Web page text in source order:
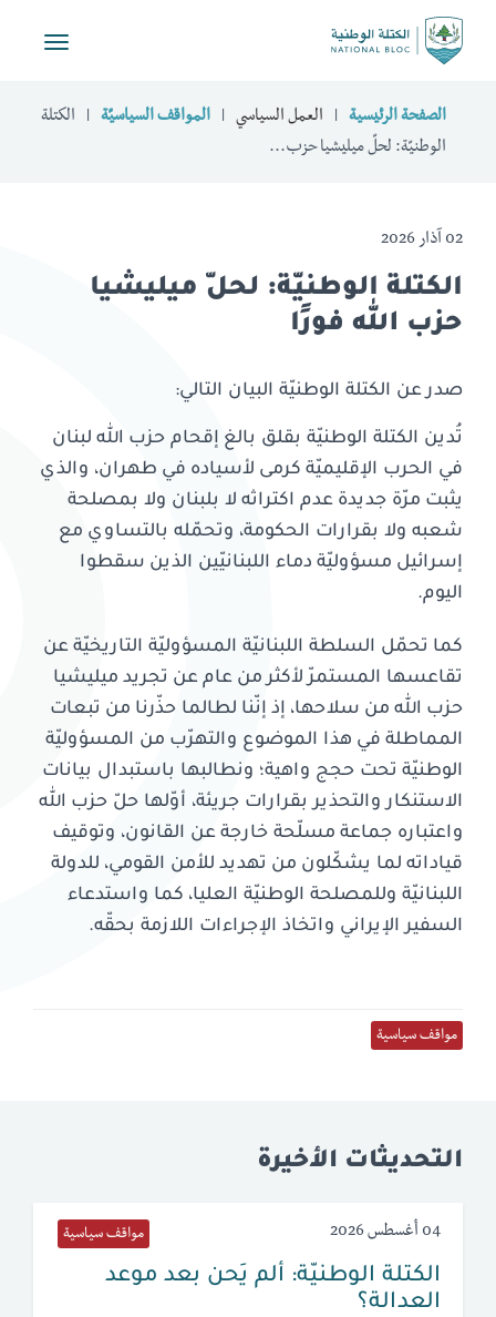
Toggle
الصفحة الرئيسية العمل السياسي المواقف السياسيّة
الكتلة
الوطنيّة: لحلّ ميليشيا حزب...
02 آذار 2026
الكتلة الوطنيّة: لحلّ ميليشيا
حزب الله فورًا
صدر عن الكتلة الوطنيّة البيان التالي:
تُدين الكتلة الوطنيّة بقلق بالغ إقحام حزب الله لبنان
في الحرب الإقليميّة كرمى لأسياده في طهران، والذي
يثبت مرّة جديدة عدم اكتراثه لا بلبنان ولا بمصلحة
شعبه ولا بقرارات الحكومة، وتحمّله بالتساوي مع
إسرائيل مسؤوليّة دماء اللبنانيّين الذين سقطوا
اليوم.
كما تحمّل السلطة اللبنانيّة المسؤوليّة التاريخيّة عن
تقاعسها المستمرّ لأكثر من عام عن تجريد ميليشيا
حزب الله من سلاحها، إذ إنّنا لطالما حذّرنا من تبعات
المماطلة في هذا الموضوع والتهرّب من المسؤوليّة
الوطنيّة تحت حجج واهية؛ ونطالبها باستبدال بيانات
الاستنكار والتحذير بقرارات جريئة، أوّلها حلّ حزب الله
واعتباره جماعة مسلّحة خارجة عن القانون، وتوقيف
قياداته لما يشكّلون من تهديد للأمن القومي، للدولة
اللبنانيّة وللمصلحة الوطنيّة العليا، كما واستدعاء
السفير الإيراني واتخاذ الإجراءات اللازمة بحقّه.
مواقف سياسية
التحديثات الأخيرة
04 أغسطس 2026 مواقف سياسية
الكتلة الوطنيّة: ألم يَحن بعد موعد
العدالة؟